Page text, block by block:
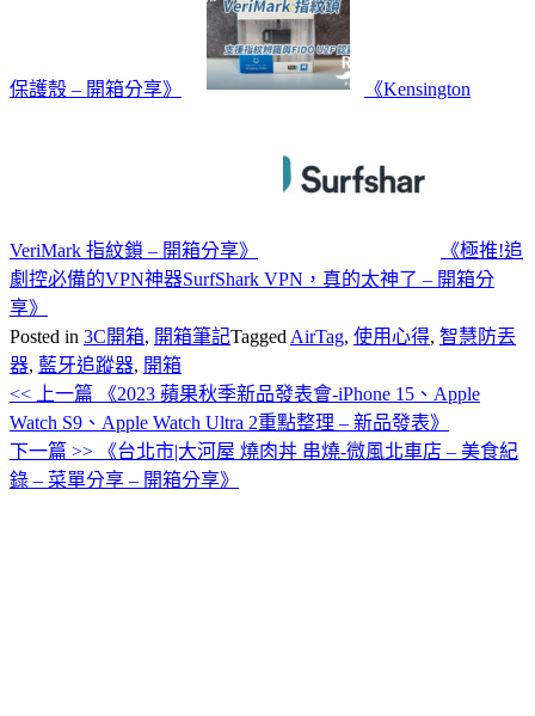
保護殼 – 開箱分享》 《Kensington
VeriMark 指紋鎖 – 開箱分享》
《極推!追
劇控必備的VPN神器SurfShark VPN，真的太神了 – 開箱分
享》
Posted in 3C開箱, 開箱筆記Tagged AirTag, 使用心得, 智慧防丟
器, 藍牙追蹤器, 開箱
文
章
導
<< 上一篇
《2023 蘋果秋季新品發表會-iPhone 15、Apple
Watch S9、Apple Watch Ultra 2重點整理 – 新品發表》
下一篇 >>
《台北市|大河屋 燒肉丼 串燒-微風北車店 – 美食紀
錄 – 菜單分享 – 開箱分享》